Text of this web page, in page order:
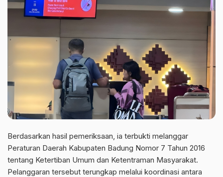
Berdasarkan hasil pemeriksaan, ia terbukti melanggar
Peraturan Daerah Kabupaten Badung Nomor 7 Tahun 2016
tentang Ketertiban Umum dan Ketentraman Masyarakat.
Pelanggaran tersebut terungkap melalui koordinasi antara